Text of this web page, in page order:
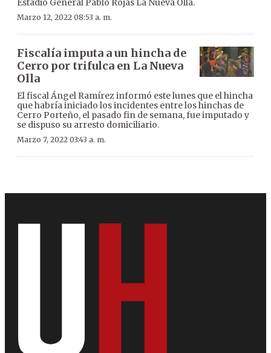
Estadio General Pablo Rojas La Nueva Olla.
Marzo 12, 2022 08:53 a. m.
Fiscalía imputa a un hincha de
Cerro por trifulca en La Nueva
Olla
El fiscal Ángel Ramírez informó este lunes que el hincha
que habría iniciado los incidentes entre los hinchas de
Cerro Porteño, el pasado fin de semana, fue imputado y
se dispuso su arresto domiciliario.
Marzo 7, 2022 03:43 a. m.